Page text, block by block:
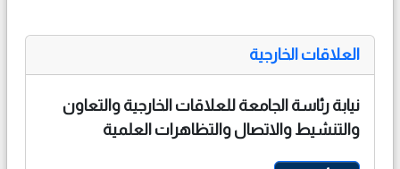
العلاقات الخارجية
نيابة رئاسة الجامعة للعلاقات الخارجية والتعاون
والتنشيط والاتصال والتظاهرات العلمية